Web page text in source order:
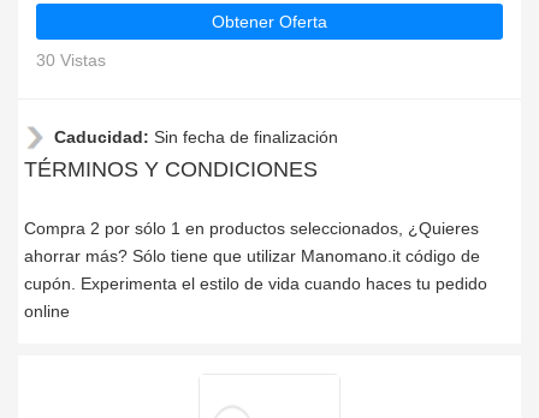
Obtener Oferta
30 Vistas
Caducidad: Sin fecha de finalización
TÉRMINOS Y CONDICIONES
Compra 2 por sólo 1 en productos seleccionados, ¿Quieres
ahorrar más? Sólo tiene que utilizar Manomano.it código de
cupón. Experimenta el estilo de vida cuando haces tu pedido
online